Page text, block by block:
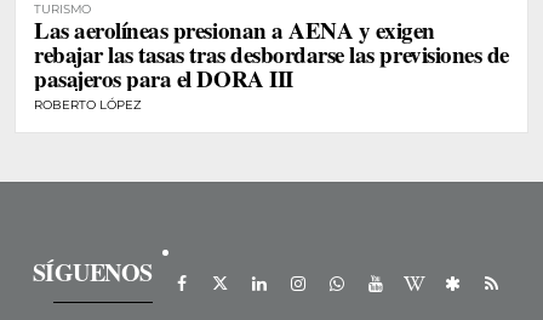
TURISMO
Las aerolíneas presionan a AENA y exigen
rebajar las tasas tras desbordarse las previsiones de
pasajeros para el DORA III
ROBERTO LÓPEZ
SÍGUENOS